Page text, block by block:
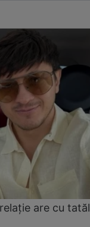
are cu